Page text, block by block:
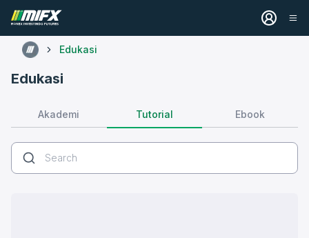
Edukasi
Edukasi
Akademi Tutorial Ebook